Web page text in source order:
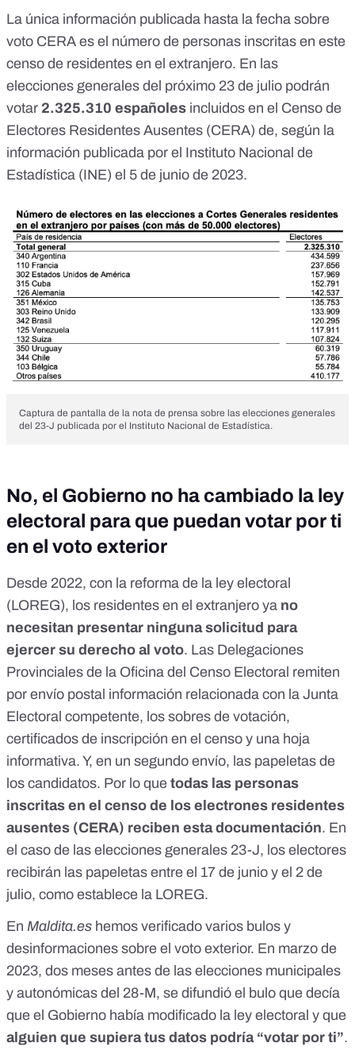
La única información publicada hasta la fecha sobre
voto CERA es el número de personas inscritas en este
censo de residentes en el extranjero. En las
elecciones generales del próximo 23 de julio podrán
votar 2.325.310 españoles incluidos en el Censo de
Electores Residentes Ausentes (CERA) de, según la
información publicada por el Instituto Nacional de
Estadística (INE) el 5 de junio de 2023.
Captura de pantalla de la nota de prensa sobre las elecciones generales
del 23-J publicada por el Instituto Nacional de Estadística.
No, el Gobierno no ha cambiado la ley
electoral para que puedan votar por ti
en el voto exterior
Desde 2022, con la reforma de la ley electoral
(LOREG), los residentes en el extranjero ya no
necesitan presentar ninguna solicitud para
ejercer su derecho al voto. Las Delegaciones
Provinciales de la Oficina del Censo Electoral remiten
por envío postal información relacionada con la Junta
Electoral competente, los sobres de votación,
certificados de inscripción en el censo y una hoja
informativa. Y, en un segundo envío, las papeletas de
los candidatos. Por lo que todas las personas
inscritas en el censo de los electrones residentes
ausentes (CERA) reciben estadocumentación. En
el caso de las elecciones generales 23-J, los electores
recibirán las papeletas entre el 17 de junio y el 2 de
julio, como establece la LOREG.
En Maldita.es hemos verificado varios bulos y
desinformaciones sobre el voto exterior. En marzo de
2023, dos meses antes de las elecciones municipales
y autonómicas del 28-M, se difundió el bulo que decía
que el Gobierno había modificado la ley electoral y que
alguien que supiera tus datos podría “votar por ti”.